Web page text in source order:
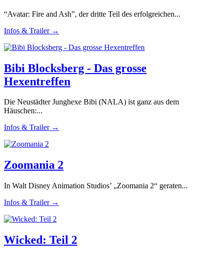
“Avatar: Fire and Ash”, der dritte Teil des erfolgreichen...
Infos & Trailer →
Bibi Blocksberg - Das grosse
Hexentreffen
Die Neustädter Junghexe Bibi (NALA) ist ganz aus dem
Häuschen:...
Infos & Trailer →
Zoomania 2
In Walt Disney Animation Studios’ „Zoomania 2“ geraten...
Infos & Trailer →
Wicked: Teil 2